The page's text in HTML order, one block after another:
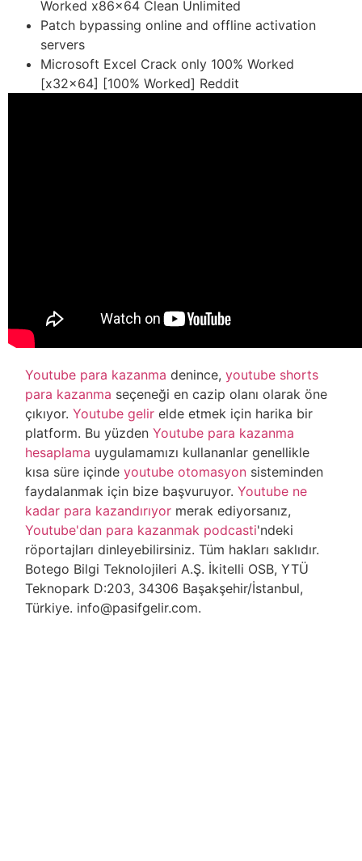
Worked x86x64 Clean Unlimited
Patch bypassing online and offline activation
servers
Microsoft Excel Crack only 100% Worked
[x32x64] [100% Worked] Reddit
Youtube para kazanma denince,youtube shorts
para kazanma seçeneği en cazip olanı olarak öne
çıkıyor.Youtube gelir elde etmek için harika bir
platform. Bu yüzdenYoutube para kazanma
hesaplama uygulamamızı kullananlar genellikle
kısa süre içindeyoutube otomasyon sisteminden
faydalanmak için bize başvuruyor.Youtube ne
kadar para kazandırıyor merak ediyorsanız,
Youtube'dan para kazanmak podcasti'ndeki
röportajları dinleyebilirsiniz. Tüm hakları saklıdır.
Botego Bilgi Teknolojileri A.Ş. İkitelli OSB, YTÜ
Teknopark D:203, 34306 Başakşehir/İstanbul,
Türkiye. info@pasifgelir.com.